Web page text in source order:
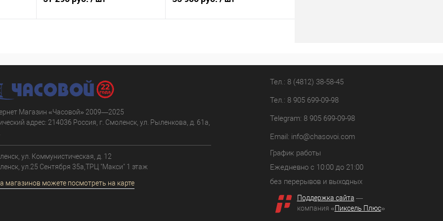
Купить в 1 клик
К сравнению
В избранное
Купить в 1 клик
К сравнению
В наличии
Магазин «Часовой» 2009—2025
адрес: 214036 Россия, г. Смоленск, ул. Рыленкова, д. 61а,
ул. Коммунистическая, д. 12
ул.25 Сентября 35а,ТРЦ "Макси" 1 этаж
магазинов можете посмотреть на карте
Тел.: 8 (4812) 38-58-45
Тел.: 8 905 699-09-98
Telegram: 8 905 699-09-98
Email: info@chasovoi.com
График работы
Ежедневно с 10:00 до 21:00
без перерывов и выходных
Поддержка сайта —
компания «Пиксель Плюс»